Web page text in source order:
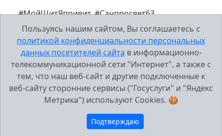
#МойЩитЯпривит, #Санпросвет63
Ссылка на паблик Вконтакте для участия в
челлендже
Пользуясь нашим сайтом, Вы соглашаетесь с
политикой конфиденциальности персональных
данных посетителей сайта в информационно-
телекоммуникационной сети "Интернет", а также с
тем, что наш веб-сайт и другие подключенные к
веб-сайту сторонние сервисы ("Госуслуги" и "Яндекс
Метрика") используют Cookies. 🍪
Подтверждаю